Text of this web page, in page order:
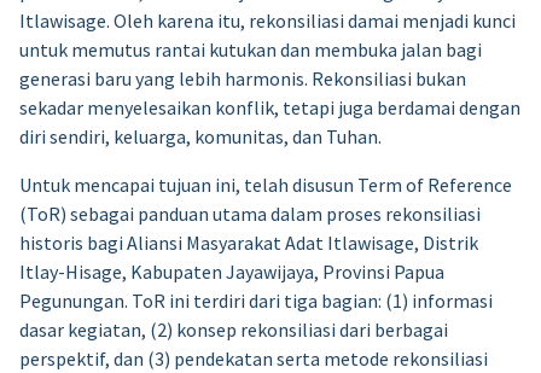
Itlawisage. Oleh karena itu, rekonsiliasi damai menjadi kunci
untuk memutus rantai kutukan dan membuka jalan bagi
generasi baru yang lebih harmonis. Rekonsiliasi bukan
sekadar menyelesaikan konflik, tetapi juga berdamai dengan
diri sendiri, keluarga, komunitas, dan Tuhan.
Untuk mencapai tujuan ini, telah disusun Term of Reference
(ToR) sebagai panduan utama dalam proses rekonsiliasi
historis bagi Aliansi Masyarakat Adat Itlawisage, Distrik
Itlay-Hisage, Kabupaten Jayawijaya, Provinsi Papua
Pegunungan. ToR ini terdiri dari tiga bagian: (1) informasi
dasar kegiatan, (2) konsep rekonsiliasi dari berbagai
perspektif, dan (3) pendekatan serta metode rekonsiliasi